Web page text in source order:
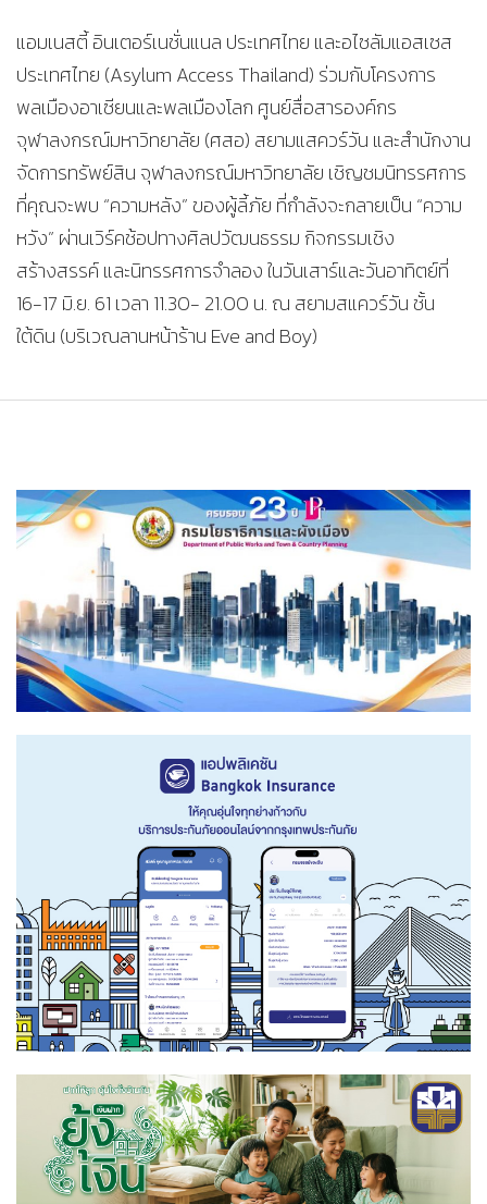
แอมเนสตี้ อินเตอร์เนชั่นแนล ประเทศไทย และอไซลัมแอสเซส
ประเทศไทย (Asylum Access Thailand) ร่วมกับโครงการ
พลเมืองอาเซียนและพลเมืองโลก ศูนย์สื่อสารองค์กร
จุฬาลงกรณ์มหาวิทยาลัย (ศสอ) สยามแสควร์วัน และสำนักงาน
จัดการทรัพย์สิน จุฬาลงกรณ์มหาวิทยาลัย เชิญชมนิทรรศการ
ที่คุณจะพบ “ความหลัง” ของผู้ลี้ภัย ที่กำลังจะกลายเป็น “ความ
หวัง” ผ่านเวิร์คช้อปทางศิลปวัฒนธรรม กิจกรรมเชิง
สร้างสรรค์ และนิทรรศการจำลอง ในวันเสาร์และวันอาทิตย์ที่
16-17 มิ.ย. 61 เวลา 11.30- 21.00 น. ณ สยามสแควร์วัน ชั้น
ใต้ดิน (บริเวณลานหน้าร้าน Eve and Boy)